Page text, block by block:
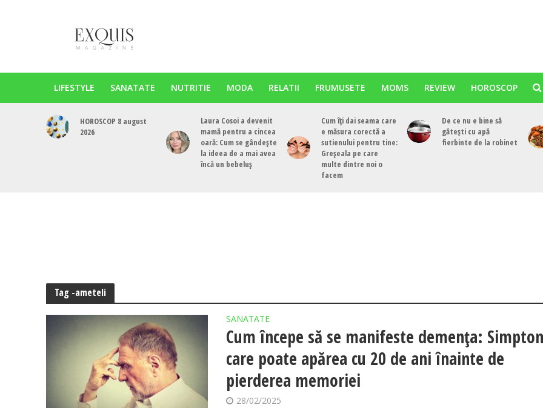
LIFESTYLE SANATATE NUTRITIE MODA RELATII FRUMUSETE MOMS REVIEW HOROSCOP
HOROSCOP 8 august
2026
Laura Cosoi a devenit
mamă pentru a cincea
oară: Cum se gândește
la ideea de a mai avea
încă un bebeluș
Cum îți dai seama care
e măsura corectă a
sutienului pentru tine:
Greșeala pe care
multe dintre noi o
facem
De ce nu e bine să
gătești cu apă
fierbinte de la robinet
Tag -ameteli
SANATATE
Cum începe să se manifeste demența:
care poate apărea cu 20 de ani înainte de
pierderea memoriei
28/02/2025